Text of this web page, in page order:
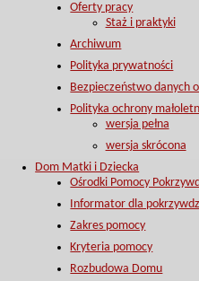
Oferty pracy
Staż i praktyki
Archiwum
Polityka prywatności
Bezpieczeństwo danych
Polityka ochrony
wersja pełna
wersja skrócona
Dom Matki i Dziecka
Ośrodki Pomocy
Informator dla
Zakres pomocy
Kryteria pomocy
Rozbudowa Domu